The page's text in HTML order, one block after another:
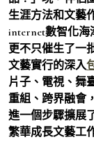
生涯方法和文藝
internet數智化
更不只催生了一
文藝實行的深入
片子、電視、舞
重組、跨界融會
進一個步驟擴展
繁華成長文藝工